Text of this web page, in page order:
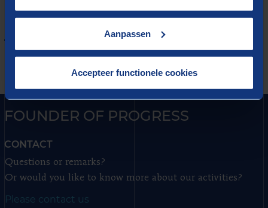
Aanpassen
Accepteer functionele cookies
FOUNDER OF PROGRESS
CONTACT
Questions or remarks?
Or would you like to know more about our activities?
Please contact us